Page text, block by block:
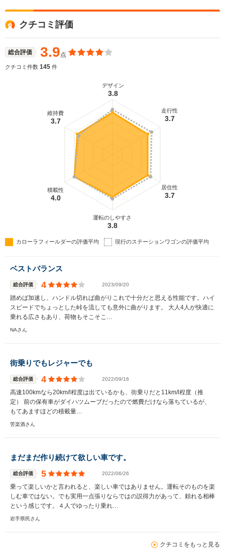
演出しながらも、ステーションワゴンとしての高い
ユーティリティ性能が追求された。また、カローラ
の歴史では初となる外形サイズのコンパクト化を実
施。全長を60mm短縮しながらも、後席乗員のニー
スペースは従来型に比べて＋40mm、荷室長も＋
90mmの拡大に成功。後席を倒した場合、872Lとい
力強い動力性能が実現された1.8Lの2種類が用意され
クチコミ評価
総合評価 3.9点
クチコミ件数 145 件
デザイン
3.8
走行性
3.7
居住性
3.7
運転のしやすさ
3.8
積載性
4.0
維持費
3.7
カローラフィールダーの評価平均 現行のステーションワゴンの評価平均
ベストバランス
総合評価 4 2023/09/20
踏めば加速し、ハンドル切れば曲がりこれで十分だと思える性能です。ハイ
スピードでちょっとした峠を流しても意外に曲がります。 大人4人が快適に
乗れる広さもあり、荷物もそこそこ…
NAさん
街乗りでもレジャーでも
総合評価 4 2022/09/16
高速100kmなら20km/l程度は出ているかも、街乗りだと11km/l程度（推
定） 前の保有車がダイハツムーブだったので燃費だけなら落ちているが、
もてあますほどの積載量…
苦楽酒さん
まだまだ作り続けて欲しい車です。
総合評価 5 2022/06/26
乗って楽しいかと言われると、楽しい車ではありません。運転そのものを楽
しむ車ではない。でも実用一点張りならではの説得力があって、頼れる相棒
という感じです。４人でゆったり乗れ…
岩手県民さん
クチコミをもっと見る